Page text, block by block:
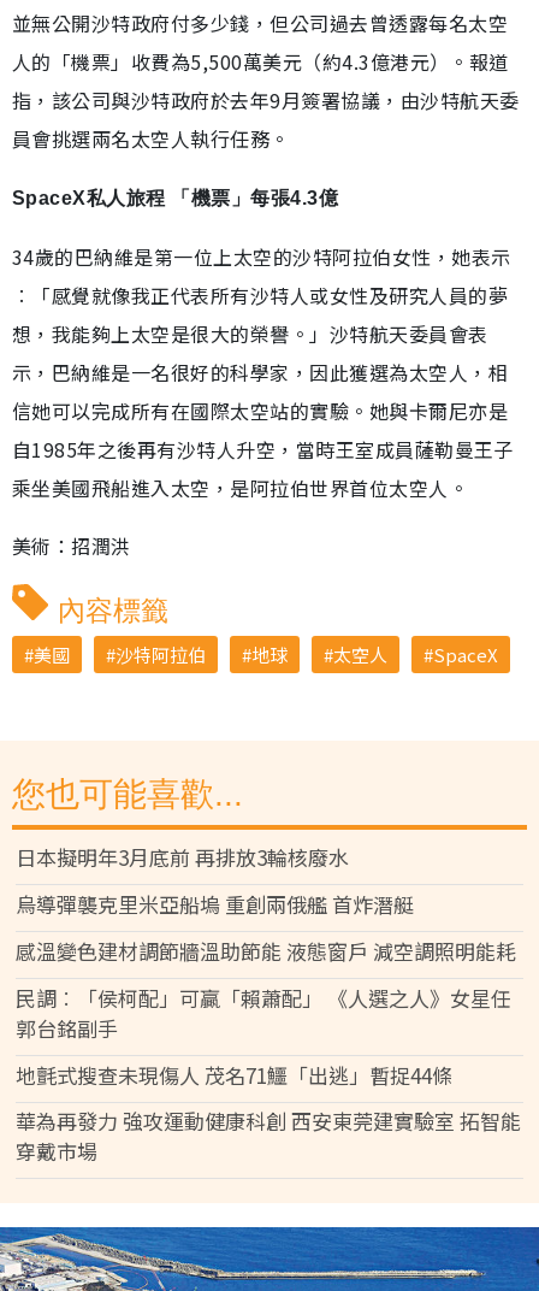
並無公開沙特政府付多少錢，但公司過去曾透露每名太空
人的「機票」收費為5,500萬美元（約4.3億港元）。報道
指，該公司與沙特政府於去年9月簽署協議，由沙特航天委
員會挑選兩名太空人執行任務。
SpaceX私人旅程 「機票」每張4.3億
34歲的巴納維是第一位上太空的沙特阿拉伯女性，她表示
︰「感覺就像我正代表所有沙特人或女性及研究人員的夢
想，我能夠上太空是很大的榮譽。」沙特航天委員會表
示，巴納維是一名很好的科學家，因此獲選為太空人，相
信她可以完成所有在國際太空站的實驗。她與卡爾尼亦是
自1985年之後再有沙特人升空，當時王室成員薩勒曼王子
乘坐美國飛船進入太空，是阿拉伯世界首位太空人。
美術：招潤洪
內容標籤
美國 沙特阿拉伯 地球 太空人 SpaceX
您也可能喜歡...
日本擬明年3月底前 再排放3輪核廢水
烏導彈襲克里米亞船塢 重創兩俄艦 首炸潛艇
感溫變色建材調節牆溫助節能 液態窗戶 減空調照明能耗
民調︰「侯柯配」可贏「賴蕭配」 《人選之人》女星任
郭台銘副手
地氈式搜查未現傷人 茂名71鱷「出逃」暫捉44條
華為再發力 強攻運動健康科創 西安東莞建實驗室 拓智能
穿戴市場